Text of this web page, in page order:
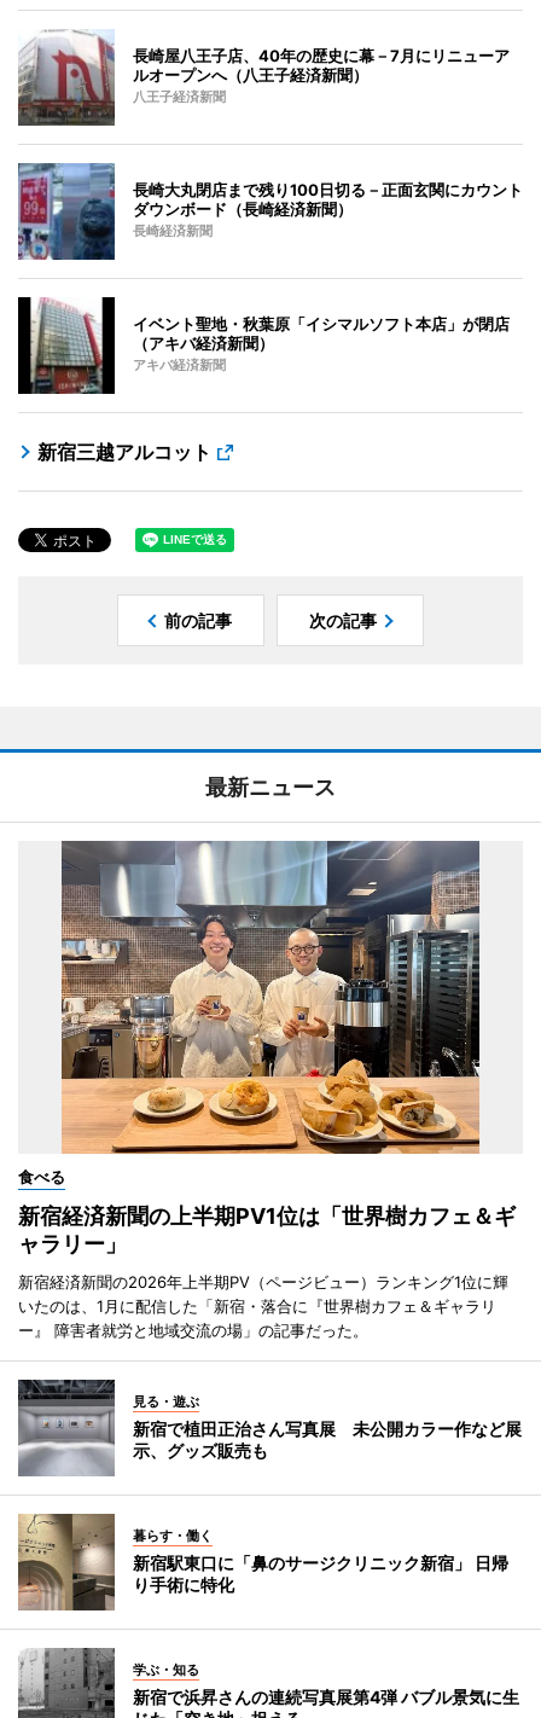
長崎屋八王子店、40年の歴史に幕－7月にリニューア
ルオープンへ（八王子経済新聞）
八王子経済新聞
長崎大丸閉店まで残り100日切る－正面玄関にカウント
ダウンボード（長崎経済新聞）
長崎経済新聞
イベント聖地・秋葉原「イシマルソフト本店」が閉店
（アキバ経済新聞）
アキバ経済新聞
新宿三越アルコット
前の記事 次の記事
最新ニュース
食べる
新宿経済新聞の上半期PV1位は「世界樹カフェ＆ギ
ャラリー」
新宿経済新聞の2026年上半期PV（ページビュー）ランキング1位に輝
いたのは、1月に配信した「新宿・落合に『世界樹カフェ＆ギャラリ
ー』 障害者就労と地域交流の場」の記事だった。
見る・遊ぶ
新宿で植田正治さん写真展 未公開カラー作など展
示、グッズ販売も
暮らす・働く
新宿駅東口に「鼻のサージクリニック新宿」 日帰
り手術に特化
学ぶ・知る
新宿で浜昇さんの連続写真展第4弾 バブル景気に生